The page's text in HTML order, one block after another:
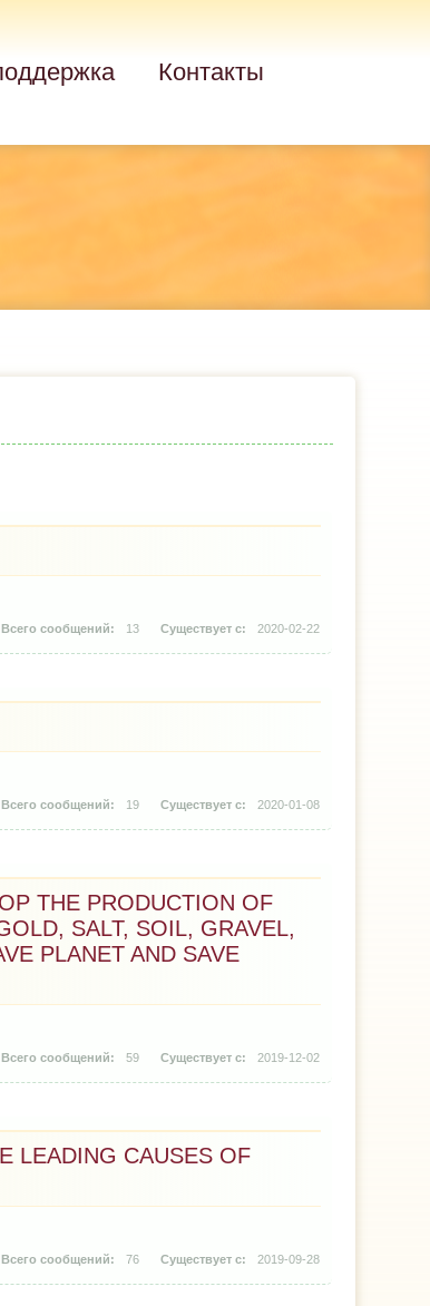
Контакты
13 2020-02-22
19 2020-01-08
THE PRODUCTION OF
SALT, SOIL, GRAVEL,
PLANET AND SAVE
59 2019-12-02
LEADING CAUSES OF
76 2019-09-28